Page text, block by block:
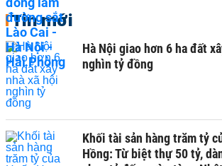
Tin mới
Hà Nội giao hơn 6 ha đất
nghìn tỷ đồng
Khối tài sản hàng trăm tỷ
Hồng: Từ biệt thự 50 tỷ,